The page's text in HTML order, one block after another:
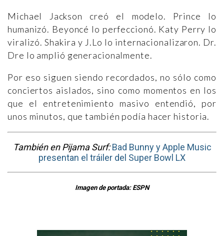
Michael Jackson creó el modelo. Prince lo
humanizó. Beyoncé lo perfeccionó. Katy Perry lo
viralizó. Shakira y J.Lo lo internacionalizaron. Dr.
Dre lo amplió generacionalmente.
Por eso siguen siendo recordados, no sólo como
conciertos aislados, sino como momentos en los
que el entretenimiento masivo entendió, por
unos minutos, que también podía hacer historia.
También en Pijama Surf:Bad Bunny y Apple Music
presentan el tráiler del Super Bowl LX
Imagen de portada: ESPN